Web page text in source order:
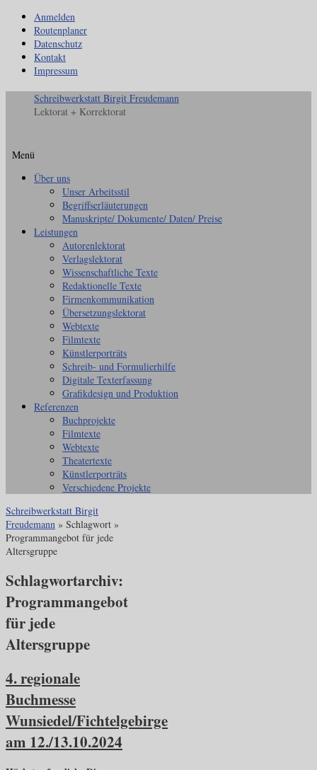
Anmelden
Routenplaner
Datenschutz
Kontakt
Impressum
Schreibwerkstatt Birgit Freudemann
Lektorat + Korrektorat
Menü
Zum
Über uns
Unser Arbeitsstil
Begriffserläuterungen
Manuskripte/ Dokumente/ Daten/ Preise
Leistungen
Autorenlektorat
Verlagslektorat
Wissenschaftliche Texte
Redaktionelle Texte
Firmenkommunikation
Übersetzungslektorat
Webtexte
Filmtexte
Künstlerporträts
Schreib- und Formulierhilfe
Digitale Texterfassung
Grafikdesign und Produktion
Referenzen
Buchprojekte
Filmtexte
Webtexte
Theatertexte
Künstlerporträts
Verschiedene Projekte
Schreibwerkstatt Birgit
Freudemann » Schlagwort »
Programmangebot für jede
Altersgruppe
Schlagwortarchiv:
Programmangebot
für jede
Altersgruppe
4. regionale
Buchmesse
Wunsiedel/Fichtelgebirge
am 12./13.10.2024